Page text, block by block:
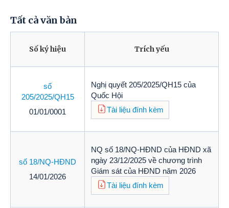
Tất cả văn bản
Số ký hiệu Trích yếu
số
205/2025/QH15
01/01/0001
Nghị quyết 205/2025/QH15 của
Quốc Hội
Tài liệu đính kèm
số 18/NQ-HĐND
14/01/2026
NQ số 18/NQ-HĐND của HĐND xã
ngày 23/12/2025 về chương trình
Giám sát của HĐND năm 2026
Tài liệu đính kèm